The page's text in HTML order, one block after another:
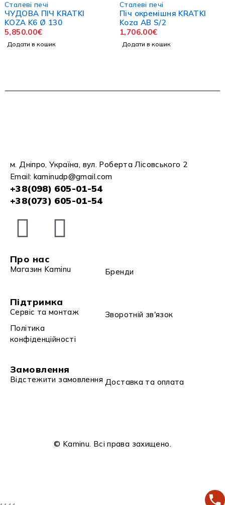
Сталеві печі
ЧУДОВА ПІЧ KRATKI
KOZA K6 Ø 130
5,850.00€
Додати в кошик
Сталеві печі
Піч окремішня KRATKI
Koza AB S/2
1,706.00€
Додати в кошик
м. Дніпро, Україна, вул. Роберта Лісовського 2
Email: kaminudp@gmail.com
+38(098) 605-01-54
+38(073) 605-01-54
Про нас
Магазин Kaminu Бренди
Підтримка
Сервіс та монтаж
Зворотній зв'язок
Політика
конфіденційності
Замовлення
Відстежити замовлення Доставка та оплата
© Kaminu. Всі права захищено.